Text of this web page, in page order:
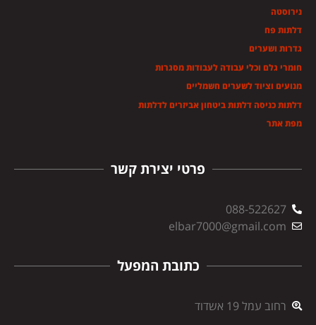
פרטי יצירת קשר
088-522627
elbar7000@gmail.com
כתובת המפעל
רחוב עמל 19 אשדוד
נירוסטה
דלתות פח
גדרות ושערים
חומרי גלם וכלי עבודה לעבודות מסגרות
מנועים וציוד לשערים חשמליים
דלתות כניסה דלתות ביטחון אביזרים לדלתות
מפת אתר